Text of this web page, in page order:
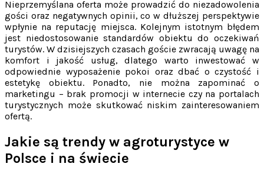
Nieprzemyślana oferta może prowadzić do niezadowolenia
gości oraz negatywnych opinii, co w dłuższej perspektywie
wpłynie na reputację miejsca. Kolejnym istotnym błędem
jest niedostosowanie standardów obiektu do oczekiwań
turystów. W dzisiejszych czasach goście zwracają uwagę na
komfort i jakość usług, dlatego warto inwestować w
odpowiednie wyposażenie pokoi oraz dbać o czystość i
estetykę obiektu. Ponadto, nie można zapominać o
marketingu – brak promocji w internecie czy na portalach
turystycznych może skutkować niskim zainteresowaniem
ofertą.
Jakie są trendy w agroturystyce w
Polsce i na świecie